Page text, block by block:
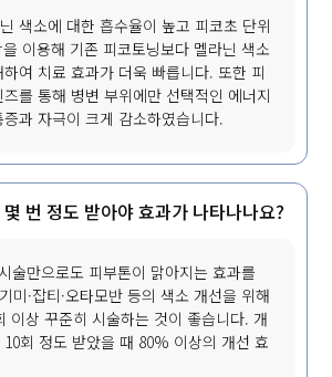
색소에 대한 흡수율이 높고 피코초 단위
이용해 기존 피코토닝보다 멜라닌 색소
여 치료 효과가 더욱 빠릅니다. 또한 피
를 통해 병변 부위에만 선택적인 에너지
과 자극이 크게 감소하였습니다.
번 정도 받아야 효과가 나타나나요?
술만으로도 피부톤이 맑아지는 효과를
미·잡티·오타모반 등의 색소 개선을 위해
이상 꾸준히 시술하는 것이 좋습니다. 개
회 정도 받았을 때 80% 이상의 개선 효